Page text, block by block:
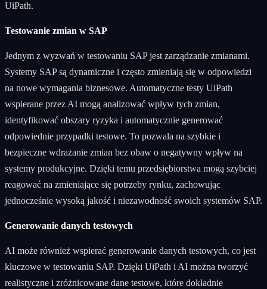
UiPath.
Testowanie zmian w SAP
Jednym z wyzwań w testowaniu SAP jest zarządzanie zmianami.
Systemy SAP są dynamiczne i często zmieniają się w odpowiedzi
na nowe wymagania biznesowe. Automatyczne testy UiPath
wspierane przez AI mogą analizować wpływ tych zmian,
identyfikować obszary ryzyka i automatycznie generować
odpowiednie przypadki testowe. To pozwala na szybkie i
bezpieczne wdrażanie zmian bez obaw o negatywny wpływ na
systemy produkcyjne. Dzięki temu przedsiębiorstwa mogą szybciej
reagować na zmieniające się potrzeby rynku, zachowując
jednocześnie wysoką jakość i niezawodność swoich systemów SAP.
Generowanie danych testowych
AI może również wspierać generowanie danych testowych, co jest
kluczowe w testowaniu SAP. Dzięki UiPath i AI można tworzyć
realistyczne i zróżnicowane dane testowe, które dokładnie